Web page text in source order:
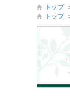
トップ
トップ